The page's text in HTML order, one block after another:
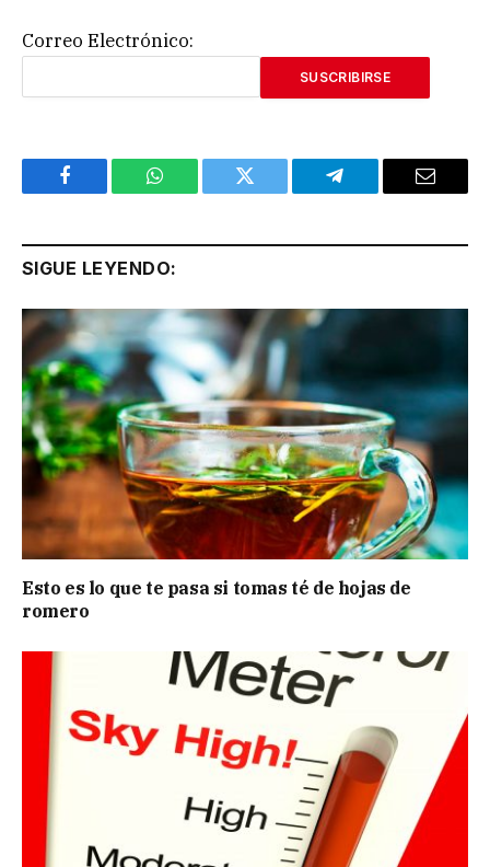
Correo Electrónico:
Facebook WhatsApp Twitter Telegram Email
SIGUE LEYENDO:
Esto es lo que te pasa si tomas té de hojas de
romero